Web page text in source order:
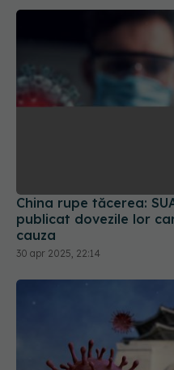
cauza
30 apr 2025, 22:14